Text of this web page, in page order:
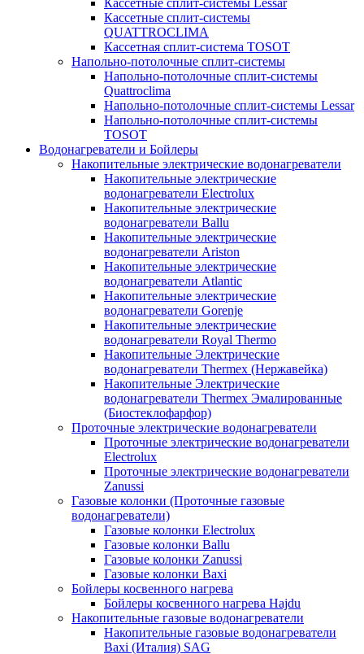
Кассетные сплит-системы
QUATTROCLIMA
Кассетная сплит-система TOSOT
Напольно-потолочные сплит-системы
Напольно-потолочные сплит-системы
Quattroclima
Напольно-потолочные сплит-системы Lessar
Напольно-потолочные сплит-системы
TOSOT
Водонагреватели и Бойлеры
Накопительные электрические водонагреватели
Накопительные электрические
водонагреватели Electrolux
Накопительные электрические
водонагреватели Ballu
Накопительные электрические
водонагреватели Ariston
Накопительные электрические
водонагреватели Atlantic
Накопительные электрические
водонагреватели Gorenje
Накопительные электрические
водонагреватели Royal Thermo
Накопительные Электрические
водонагреватели Thermex (Нержавейка)
Накопительные Электрические
водонагреватели Thermex Эмалированные
(Биостеклофарфор)
Проточные электрические водонагреватели
Проточные электрические водонагреватели
Electrolux
Проточные электрические водонагреватели
Zanussi
Газовые колонки (Проточные газовые
водонагреватели)
Газовые колонки Electrolux
Газовые колонки Ballu
Газовые колонки Zanussi
Газовые колонки Baxi
Бойлеры косвенного нагрева
Бойлеры косвенного нагрева Hajdu
Накопительные газовые водонагреватели
Накопительные газовые водонагреватели
Baxi (Италия) SAG